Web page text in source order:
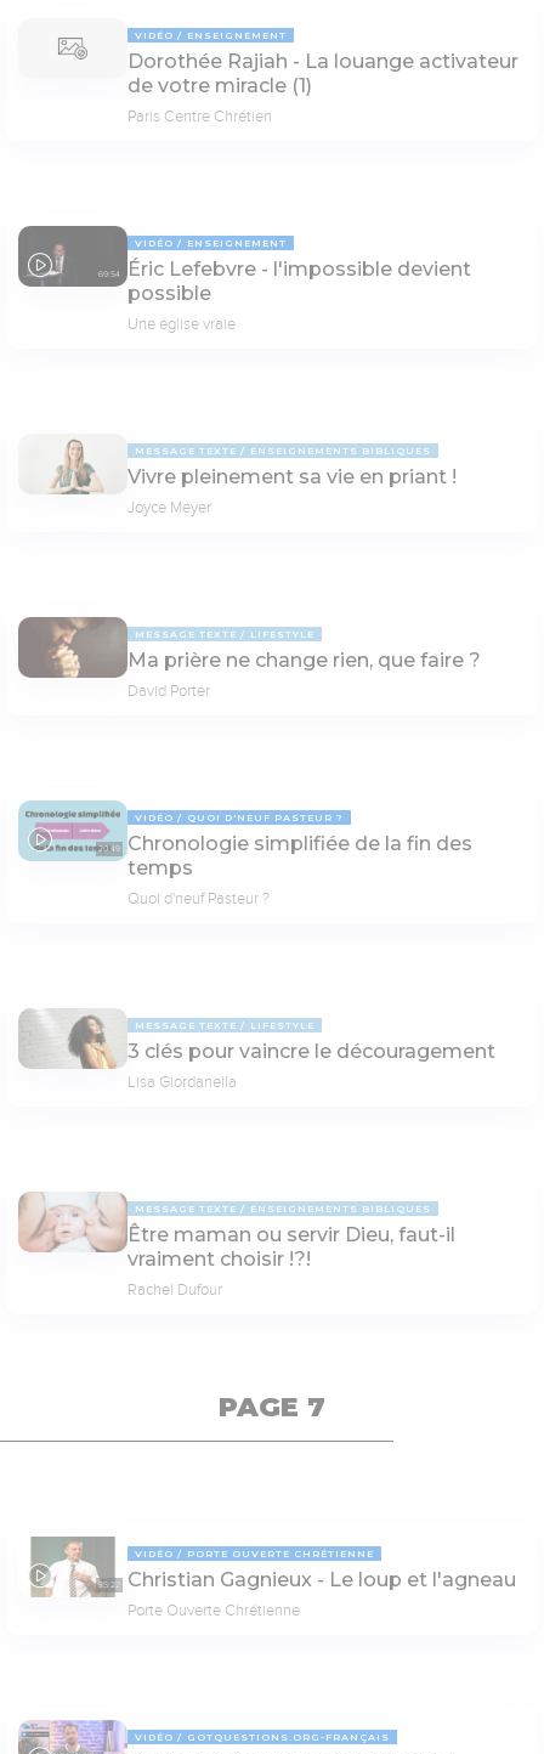
VIDÉO ENSEIGNEMENT
Dorothée Rajiah - La louange activateur
de votre miracle (1)
Paris Centre Chrétien
69:54
VIDÉO ENSEIGNEMENT
Éric Lefebvre - l'impossible devient
possible
Une église vraie
MESSAGE TEXTE ENSEIGNEMENTS BIBLIQUES
Vivre pleinement sa vie en priant !
Joyce Meyer
MESSAGE TEXTE LIFESTYLE
Ma prière ne change rien, que faire ?
David Porter
20:49
VIDÉO QUOI D'NEUF PASTEUR ?
Chronologie simplifiée de la fin des
temps
Quoi d'neuf Pasteur ?
MESSAGE TEXTE LIFESTYLE
3 clés pour vaincre le découragement
Lisa Giordanella
MESSAGE TEXTE ENSEIGNEMENTS BIBLIQUES
Être maman ou servir Dieu, faut-il
vraiment choisir !?!
Rachel Dufour
PAGE 7
35:22
VIDÉO PORTE OUVERTE CHRÉTIENNE
Christian Gagnieux - Le loup et l'agneau
Porte Ouverte Chrétienne
VIDÉO GOTQUESTIONS.ORG-FRANÇAIS